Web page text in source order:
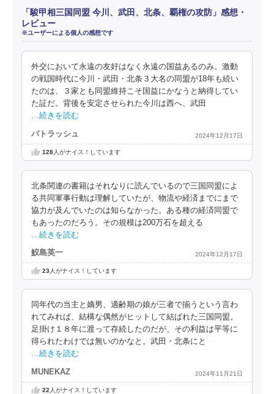
「駿甲相三国同盟 今川、武田、北条、覇権の攻防」感想・
レビュー
※ユーザーによる個人の感想です
外交において永遠の友好はなく永遠の国益あるのみ。激動
の戦国時代に今川・武田・北条３大名の同盟が18年も続い
たのは、３家とも同盟維持こそ国益にかなうと納得してい
た証だ。背後を安定させられた今川は西へ、武田
…続きを読む
パトラッシュ 2024年12月17日
128人がナイス！しています
北条関連の書籍はそれなりに読んでいるので三国同盟によ
る共同軍事行動は理解していたが、物流や経済までにまで
協力が及んでいたのは知らなかった。ある種の経済同盟で
もあったのだろう。その規模は200万石を超える
…続きを読む
鮫島英一 2024年12月17日
23人がナイス！しています
同年代の当主と嫡男、適齢期の娘が三者で揃うという言わ
れてみれば、結構な偶然がヒットして結ばれた三国同盟。
足掛け１８年に渡って存続したのだが、その利益は平等に
得られたわけでは無いのかなと。武田・北条にと
…続きを読む
MUNEKAZ 2024年11月21日
22 人がナイス！しています